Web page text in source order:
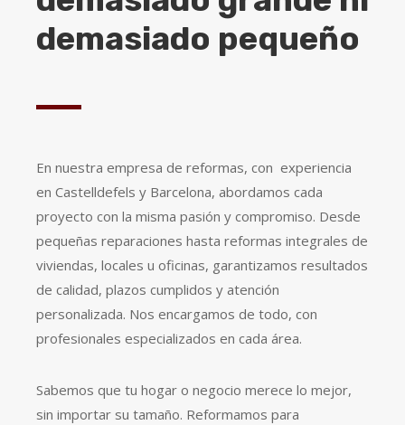
demasiado pequeño
En nuestra empresa de reformas, con experiencia
en Castelldefels y Barcelona, abordamos cada
proyecto con la misma pasión y compromiso. Desde
pequeñas reparaciones hasta reformas integrales de
viviendas, locales u oficinas, garantizamos resultados
de calidad, plazos cumplidos y atención
personalizada. Nos encargamos de todo, con
profesionales especializados en cada área.
Sabemos que tu hogar o negocio merece lo mejor,
sin importar su tamaño. Reformamos para